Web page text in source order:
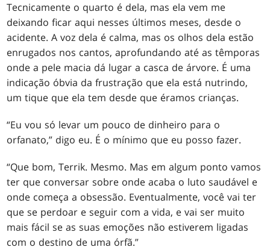
Tecnicamente o quarto é dela, mas ela vem me
deixando ficar aqui nesses últimos meses, desde o
acidente. A voz dela é calma, mas os olhos dela estão
enrugados nos cantos, aprofundando até as têmporas
onde a pele macia dá lugar a casca de árvore. É uma
indicação óbvia da frustração que ela está nutrindo,
um tique que ela tem desde que éramos crianças.
“Eu vou só levar um pouco de dinheiro para o
orfanato,” digo eu. É o mínimo que eu posso fazer.
“Que bom, Terrik. Mesmo. Mas em algum ponto vamos
ter que conversar sobre onde acaba o luto saudável e
onde começa a obsessão. Eventualmente, você vai ter
que se perdoar e seguir com a vida, e vai ser muito
mais fácil se as suas emoções não estiverem ligadas
com o destino de uma órfã.”